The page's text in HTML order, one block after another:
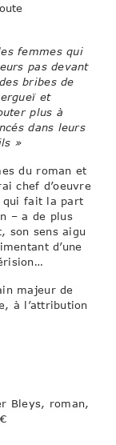
femmes qui
pas devant
bribes de
et
plus à
dans leurs
»
du roman et
chef d’oeuvre
qui fait la part
– a de plus
son sens aigu
d’une
majeur de
à l’attribution
Bleys, roman,